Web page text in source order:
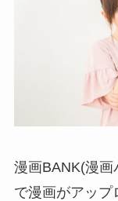
漫画BANK(漫画
で漫画がアップ